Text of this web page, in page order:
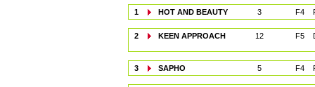
1 HOT AND BEAUTY 3 F4
2 KEEN APPROACH 12 F5
3 SAPHO 5 F4